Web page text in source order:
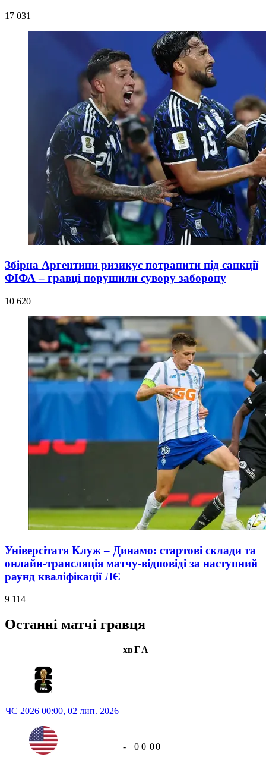
17 031
Збірна Аргентини ризикує потрапити під санкції
ФІФА – гравці порушили сувору заборону
10 620
Універсітатя Клуж – Динамо: стартові склади та
онлайн-трансляція матчу-відповіді за наступний
раунд кваліфікації ЛЄ
9 114
Останні матчі гравця
хвГА
ЧС 2026 00:00, 02 лип. 2026
- 0 0 00